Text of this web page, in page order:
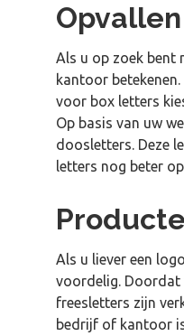
Als u op zoek bent
kantoor
voor box letters
Op basis van uw
doosletters. Deze
letters nog beter
Als u liever een
voordelig. Doordat
freesletters zijn
bedrijf of kantoor